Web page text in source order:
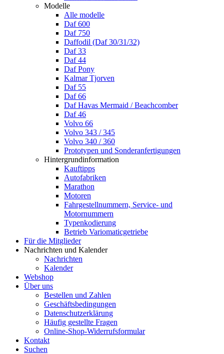
Modelle
Alle modelle
Daf 600
Daf 750
Daffodil (Daf 30/31/32)
Daf 33
Daf 44
Daf Pony
Kalmar Tjorven
Daf 55
Daf 66
Daf Havas Mermaid / Beachcomber
Daf 46
Volvo 66
Volvo 343 / 345
Volvo 340 / 360
Prototypen und Sonderanfertigungen
Hintergrundinformation
Kauftipps
Autofabriken
Marathon
Motoren
Fahrgestellnummern, Service- und
Motornummern
Typenkodierung
Betrieb Variomaticgetriebe
Für die Mitglieder
Nachrichten und Kalender
Nachrichten
Kalender
Webshop
Über uns
Bestellen und Zahlen
Geschäftsbedingungen
Datenschutzerklärung
Häufig gestellte Fragen
Online-Shop-Widerrufsformular
Kontakt
Suchen